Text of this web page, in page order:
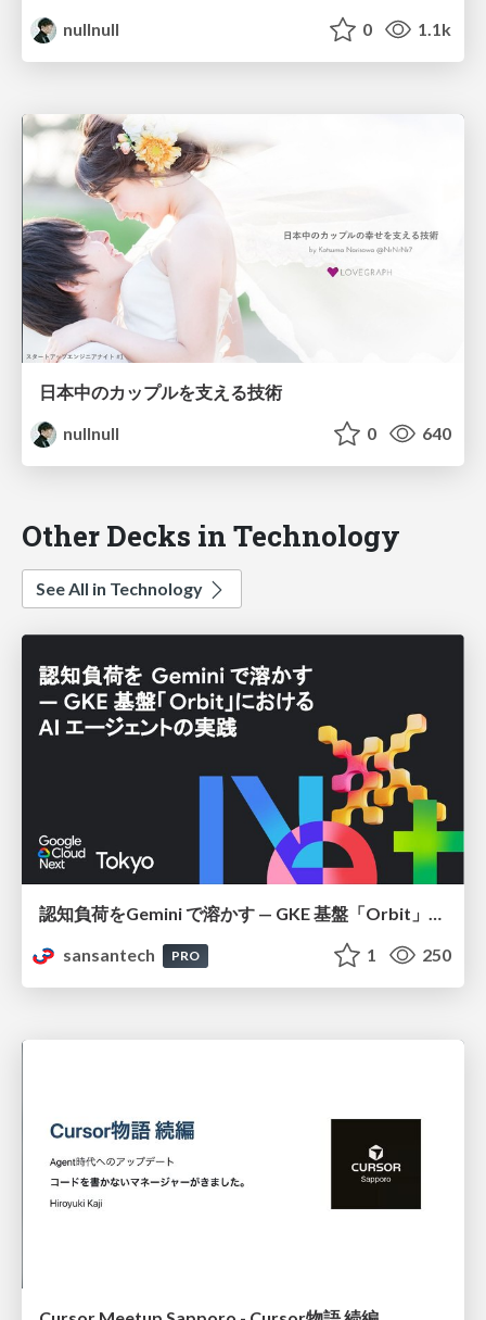
nullnull
0 1.1k
日本中のカップルを支える技術
nullnull
0 640
Other Decks in Technology
See All in Technology
認知負荷をGemini で溶かす — GKE 基盤「Orbit」における AI エージェントの実践
sansantech
PRO 1 250